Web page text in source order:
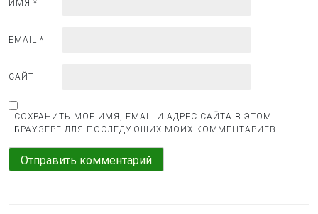
я
м
ИМЯ *
EMAIL *
САЙТ
СОХРАНИТЬ МОЁ ИМЯ, EMAIL И АДРЕС САЙТА В ЭТОМ
БРАУЗЕРЕ ДЛЯ ПОСЛЕДУЮЩИХ МОИХ КОММЕНТАРИЕВ.